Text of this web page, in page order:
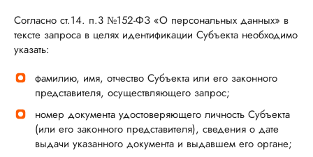
Согласно ст.14. п.3 №152-ФЗ «О персональных данных» в
тексте запроса в целях идентификации Субъекта необходимо
указать:
фамилию, имя, отчество Субъекта или его законного
представителя, осуществляющего запрос;
номер документа удостоверяющего личность Субъекта
(или его законного представителя), сведения о дате
выдачи указанного документа и выдавшем его органе;